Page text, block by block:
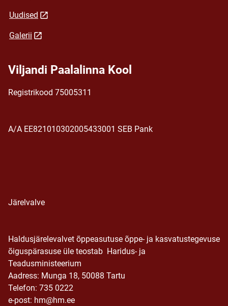
Uudised
Galerii
Viljandi Paalalinna Kool
Registrikood 75005311
A/A EE821010302005433001 SEB Pank
Järelvalve
Haldusjärelevalvet õppeasutuse õppe- ja kasvatustegevuse
õiguspärasuse üle teostab Haridus- ja
Teadusministeerium
Aadress: Munga 18, 50088 Tartu
Telefon: 735 0222
e-post: hm@hm.ee